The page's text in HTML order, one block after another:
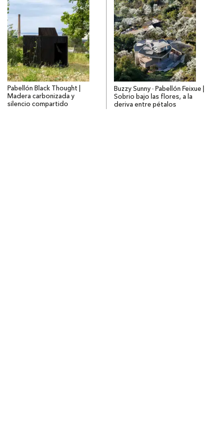
Pabellón Black Thought |
Madera carbonizada y
silencio compartido
Buzzy Sunny · Pabellón Feixue |
Sobrio bajo las flores, a la
deriva entre pétalos